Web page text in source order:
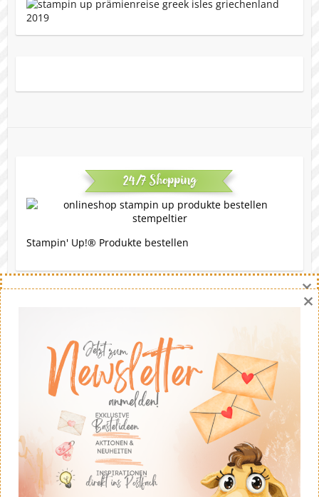
24/7 Shopping
Stampin' Up!® Produkte bestellen
Eine Bitte
Gerne darfst du meine Werke nachbasteln. Die Ideen
stammen - soweit nicht anders angegeben - von mir.
Wenn du meine Ideen auf deinem eigenen Blog
veröffentlichst solltest du fairerweise auf mich und
meinen Blog verweisen. Eine kommerzielle Nutzung ist
untersagt. Dankeschön!
×
×